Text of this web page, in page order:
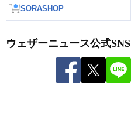
SORASHOP
ウェザーニュース公式SNS